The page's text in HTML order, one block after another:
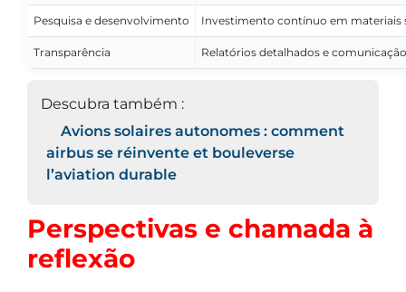
Pesquisa e desenvolvimento Investimento contínuo em materiais
Transparência Relatórios detalhados e
Descubra também :
Avions solaires autonomes : comment
airbus se réinvente et bouleverse
l’aviation durable
Perspectivas e chamada à
reflexão